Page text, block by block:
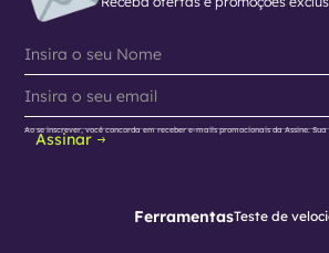
Assinar
Ao se inscrever, você concorda em receber e-mails promocionais da Assine.
FerramentasTeste de